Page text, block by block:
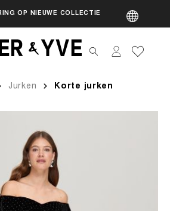
OP NIEUWE COLLECTIE
Jurken Korte jurken